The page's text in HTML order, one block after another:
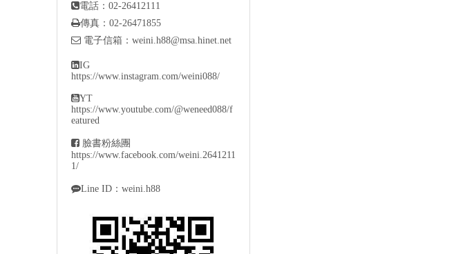
電話：02-26412111
傳真：02-26471855
 電子信箱： weini.h88@msa.hinet.net
IG
https://www.instagram.com/weini088/
YT
https://www.youtube.com/@weneed088/f
eatured
 臉書粉絲團
https://www.facebook.com/weini.2641211
1/
Line ID：weini.h88